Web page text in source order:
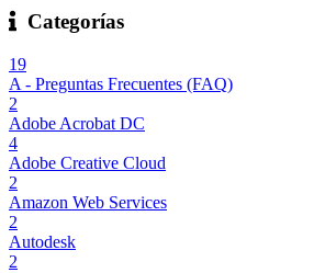
Categorías
19
A - Preguntas Frecuentes (FAQ)
2
Adobe Acrobat DC
4
Adobe Creative Cloud
2
Amazon Web Services
2
Autodesk
2